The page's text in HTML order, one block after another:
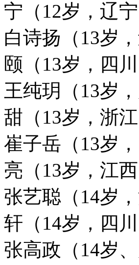
宁（12岁，辽宁
白诗扬（13岁
颐（13岁，四川
王纯玥（13岁，
甜（13岁，浙江
崔子岳（13岁
亮（13岁，江西
张艺聪（14岁
轩（14岁，四川
张高政（14岁、